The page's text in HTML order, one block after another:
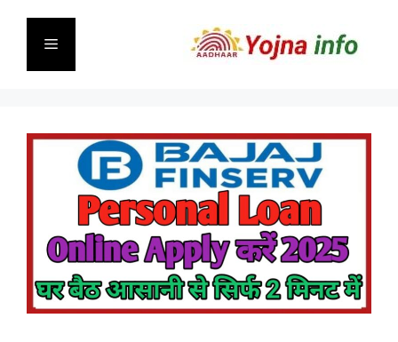
content
Menu